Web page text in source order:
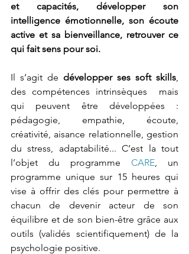
et capacités, développer son
intelligence émotionnelle, son écoute
active et sa bienveillance, retrouver ce
qui fait sens pour soi.
Il s’agit de développer ses soft skills,
des compétences intrinsèques  mais
qui peuvent être développées :
pédagogie, empathie, écoute,
créativité, aisance relationnelle, gestion
du stress, adaptabilité... C’est la tout
l’objet du programme CARE, un
programme unique sur 15 heures qui
vise à offrir des clés pour permettre à
chacun de devenir acteur de son
équilibre et de son bien-être grâce aux
outils (validés scientifiquement) de la
psychologie positive.